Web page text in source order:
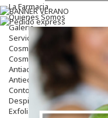
La Farmacia
Quienes Somos
Galeria
Servicios
Cosmética
Cosmética Facial
Antiacné
Antiedad
Contorno De Ojos
Despigmentantes
Exfoliantes